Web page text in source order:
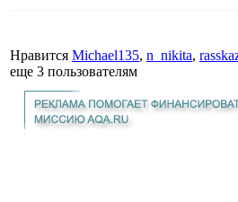
Нравится Michael135, n_nikita,
еще 3 пользователям